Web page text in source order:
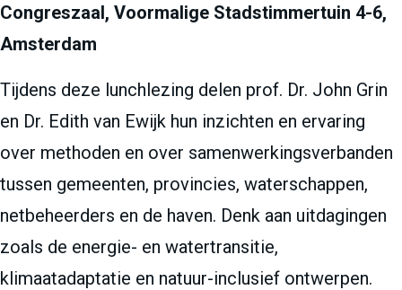
Congreszaal, Voormalige Stadstimmertuin 4-6,
Amsterdam
Tijdens deze lunchlezing delen prof. Dr. John Grin
en Dr. Edith van Ewijk hun inzichten en ervaring
over methoden en over samenwerkingsverbanden
tussen gemeenten, provincies, waterschappen,
netbeheerders en de haven. Denk aan uitdagingen
zoals de energie- en watertransitie,
klimaatadaptatie en natuur-inclusief ontwerpen.